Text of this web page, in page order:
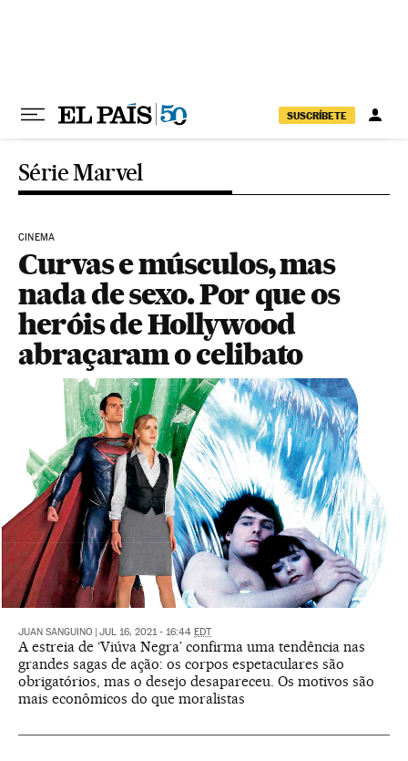
SUSCRÍBETE
Série Marvel
CINEMA
Curvas e músculos, mas
nada de sexo. Por que os
heróis de Hollywood
abraçaram o celibato
JUAN SANGUINO JUL 16, 2021 - 16:44 EDT
A estreia de ‘Viúva Negra’ confirma uma tendência nas
grandes sagas de ação: os corpos espetaculares são
obrigatórios, mas o desejo desapareceu. Os motivos são
mais econômicos do que moralistas